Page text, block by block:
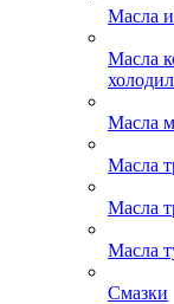
Масла
Масла
Масла
Масла
Масла
Масла
Смазки